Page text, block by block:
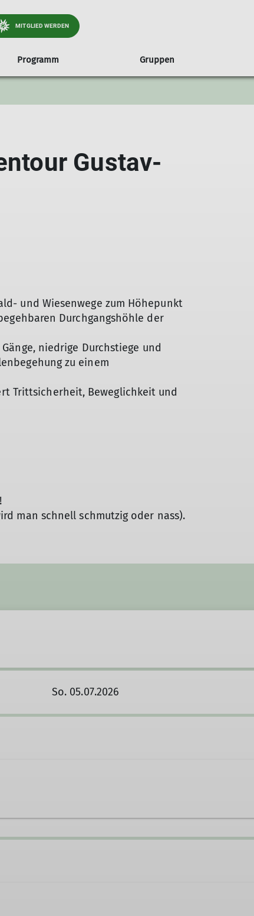
MITGLIED WERDEN
Über uns
Programm
& Termine Kursübersicht
Gruppen
Familiengruppen
Hessigheimer Felsengärten
Gustav-
und Wiesenwege zum Höhepunkt
Durchgangshöhle der
niedrige Durchstiege und
zu einem
Trittsicherheit, Beweglichkeit und
man schnell schmutzig oder nass).
So. 05.07.2026